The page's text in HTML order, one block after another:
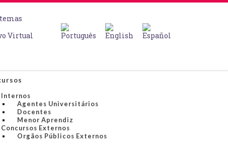
Virtual
Internos
Agentes Universitários
Docentes
Menor Aprendiz
Concursos Externos
Orgãos Públicos Externos